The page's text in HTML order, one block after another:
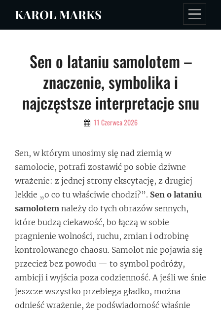
KAROL MARKS
Sen o lataniu samolotem –
znaczenie, symbolika i
najczęstsze interpretacje snu
By 11 Czerwca 2026
Sen, w którym unosimy się nad ziemią w
samolocie, potrafi zostawić po sobie dziwne
wrażenie: z jednej strony ekscytację, z drugiej
lekkie „o co tu właściwie chodzi?”. Sen o lataniu
samolotem należy do tych obrazów sennych,
które budzą ciekawość, bo łączą w sobie
pragnienie wolności, ruchu, zmian i odrobinę
kontrolowanego chaosu. Samolot nie pojawia się
przecież bez powodu — to symbol podróży,
ambicji i wyjścia poza codzienność. A jeśli we śnie
jeszcze wszystko przebiega gładko, można
odnieść wrażenie, że podświadomość właśnie
Nawigacja
wpisu